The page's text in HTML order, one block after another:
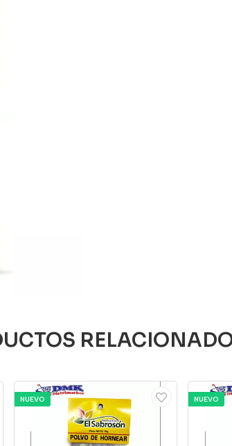
NUEVO NUEVO